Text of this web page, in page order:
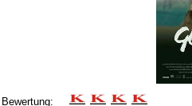
Bewertung: